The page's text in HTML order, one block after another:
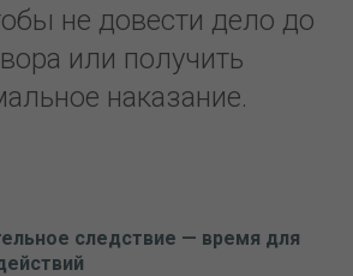
не довести дело до
или получить
наказание.
следствие — время для